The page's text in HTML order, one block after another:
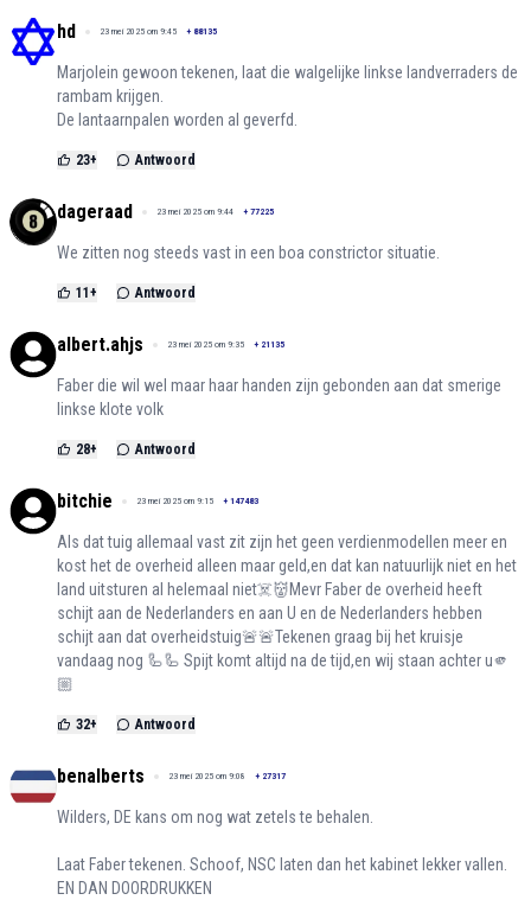
hd 23 mei 2025 om 9:45 + 88135
Marjolein gewoon tekenen, laat die walgelijke linkse landverraders de
rambam krijgen.
De lantaarnpalen worden al geverfd.
23+ Antwoord
dageraad 23 mei 2025 om 9:44 + 77225
We zitten nog steeds vast in een boa constrictor situatie.
11 + Antwoord
albert.ahjs 23 mei 2025 om 9:35 + 21135
Faber die wil wel maar haar handen zijn gebonden aan dat smerige
linkse klote volk
28+ Antwoord
bitchie 23 mei 2025 om 9:15 + 147483
Als dat tuig allemaal vast zit zijn het geen verdienmodellen meer en
kost het de overheid alleen maar geld,en dat kan natuurlijk niet en het
land uitsturen al helemaal niet☠️👹Mevr Faber de overheid heeft
schijt aan de Nederlanders en aan U en de Nederlanders hebben
schijt aan dat overheidstuig🚨🚨Tekenen graag bij het kruisje
vandaag nog 🦾🦾 Spijt komt altijd na de tijd,en wij staan achter u🫵
🏼
32+ Antwoord
benalberts 23 mei 2025 om 9:08 + 27317
Wilders, DE kans om nog wat zetels te behalen.
Laat Faber tekenen. Schoof, NSC laten dan het kabinet lekker vallen.
EN DAN DOORDRUKKEN